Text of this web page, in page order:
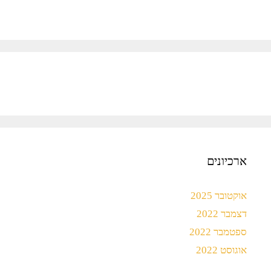
ארכיונים
אוקטובר 2025
דצמבר 2022
ספטמבר 2022
אוגוסט 2022